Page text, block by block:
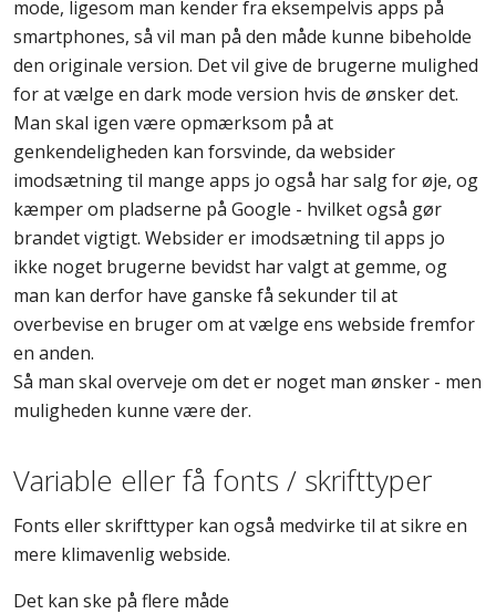
mode, ligesom man kender fra eksempelvis apps på
smartphones, så vil man på den måde kunne bibeholde
den originale version. Det vil give de brugerne mulighed
for at vælge en dark mode version hvis de ønsker det.
Man skal igen være opmærksom på at
genkendeligheden kan forsvinde, da websider
imodsætning til mange apps jo også har salg for øje, og
kæmper om pladserne på Google - hvilket også gør
brandet vigtigt. Websider er imodsætning til apps jo
ikke noget brugerne bevidst har valgt at gemme, og
man kan derfor have ganske få sekunder til at
overbevise en bruger om at vælge ens webside fremfor
en anden.
Så man skal overveje om det er noget man ønsker - men
muligheden kunne være der.
Variable eller få fonts / skrifttyper
Fonts eller skrifttyper kan også medvirke til at sikre en
mere klimavenlig webside.
Det kan ske på flere måde